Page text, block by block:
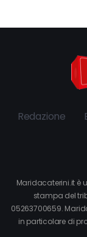
Redazione
Maridacaterini.it è
stampa del
05263700659.
in particolare di